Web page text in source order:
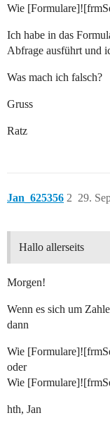
Wie
Ich habe in das
Abfrage ausführt und
Was mach ich falsch?
Gruss
Ratz
Jan_625356 29.
2
Hallo allerseits
Morgen!
Wenn es sich um
dann
Wie
oder
Wie
hth, Jan